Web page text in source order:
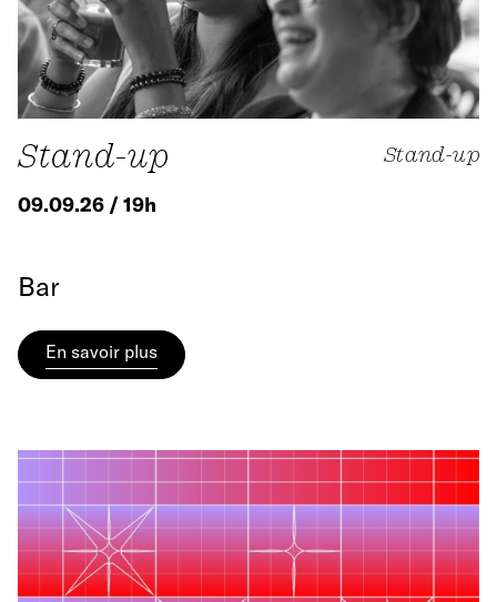
Stand-up Stand-up
09.09.26 / 19h
Bar
En savoir plus